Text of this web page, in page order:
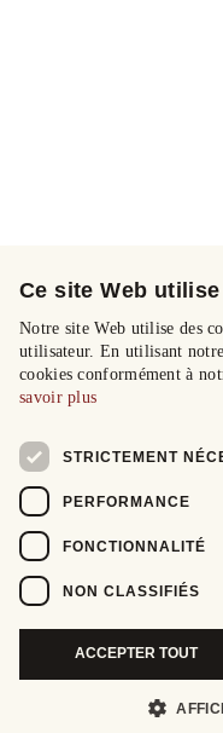
Ce site Web
Notre site Web utilise des
utilisateur. En utilisant
cookies conformément à
savoir plus
STRICTEMENT
PERFORMANCE
FONCTIONNALITÉ
NON CLASSIFIÉS
ACCEPTER TOUT